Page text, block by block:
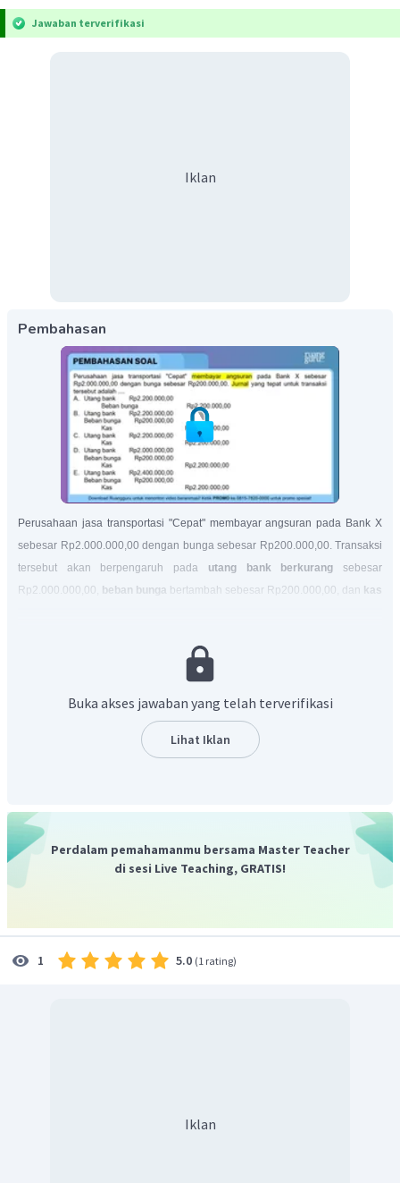
Jawaban terverifikasi
Iklan
Pembahasan
Perusahaan jasa transportasi "Cepat" membayar angsuran pada Bank X
sebesar Rp2.000.000,00 dengan bunga sebesar Rp200.000,00. Transaksi
tersebut akan berpengaruh pada utang bank berkurang sebesar
Rp2.000.000,00, beban bunga bertambah sebesar Rp200.000,00, dan kas
Jadi, jawaban yang tepat adalah D.
Buka akses jawaban yang telah terverifikasi
Lihat Iklan
Perdalam pemahamanmu bersama Master Teacher
di sesi Live Teaching, GRATIS!
1 5.0 (1 rating)
Iklan